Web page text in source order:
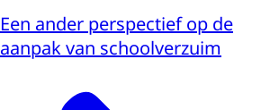
Een ander perspectief op de
aanpak van schoolverzuim